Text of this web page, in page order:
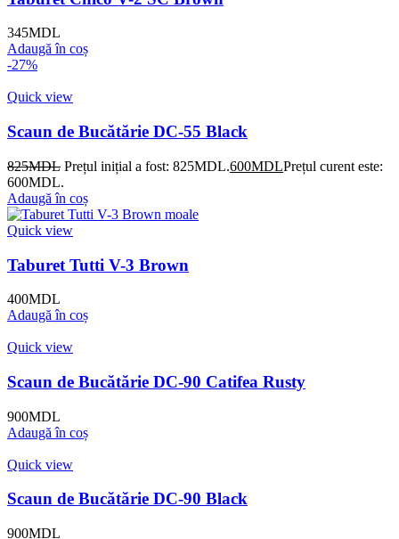
345MDL
Adaugă în coș
-27%
Quick view
Scaun de Bucătărie DC-55 Black
825MDL Prețul inițial a fost: 825MDL.600MDLPrețul curent este:
600MDL.
Adaugă în coș
Quick view
Taburet Tutti V-3 Brown
400MDL
Adaugă în coș
Quick view
Scaun de Bucătărie DC-90 Catifea Rusty
900MDL
Adaugă în coș
Quick view
Scaun de Bucătărie DC-90 Black
900MDL